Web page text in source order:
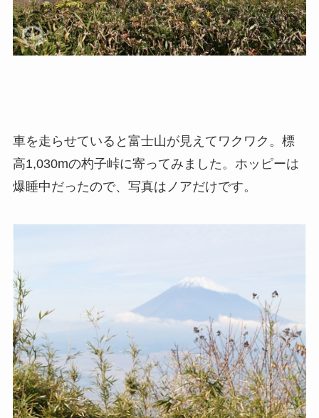
車を走らせていると富士山が見えてワクワク。標
高1,030mの杓子峠に寄ってみました。ホッピーは
爆睡中だったので、写真はノアだけです。